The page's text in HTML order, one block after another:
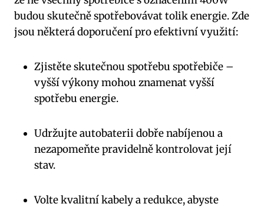
budou skutečně spotřebovávat tolik energie. Zde
jsou některá doporučení pro efektivní využití:
Zjistěte skutečnou spotřebu spotřebiče –
vyšší výkony mohou znamenat vyšší
spotřebu energie.
Udržujte autobaterii dobře nabíjenou a
nezapomeňte pravidelně kontrolovat její
stav.
Volte kvalitní kabely a redukce, abyste